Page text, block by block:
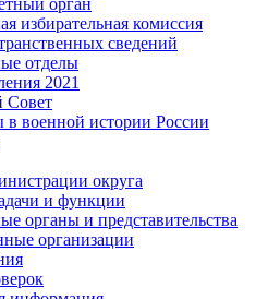
орган
избирательная комиссия
сведений
отделы
2021
Совет
военной истории России
округа
и функции
органы и представительства
организации